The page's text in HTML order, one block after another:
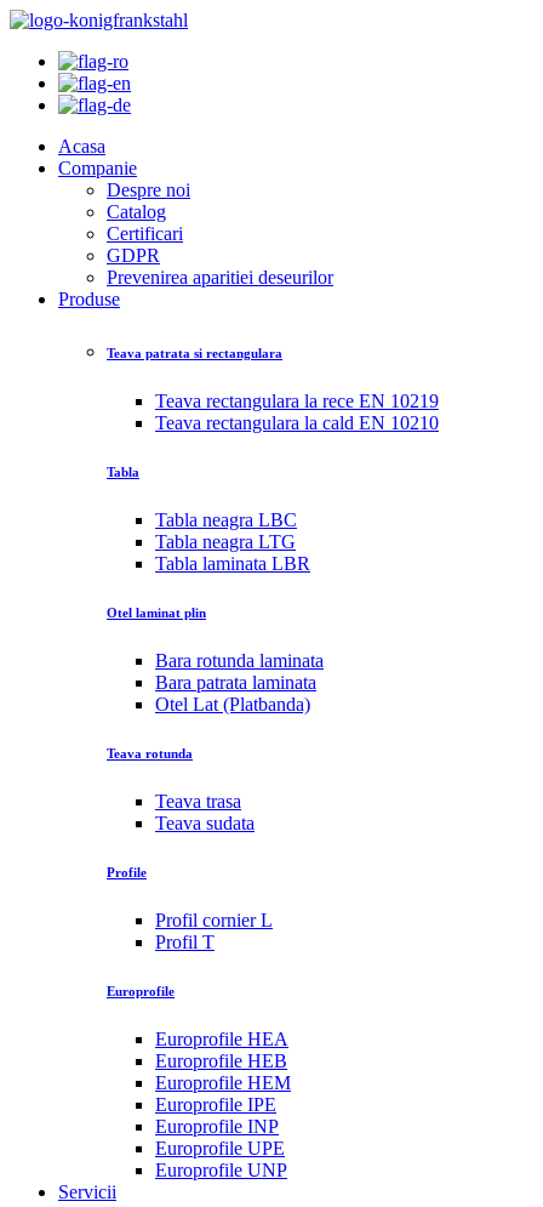
Acasa
Companie
Despre noi
Catalog
Certificari
GDPR
Prevenirea aparitiei deseurilor
Produse
Teava patrata si rectangulara
Teava rectangulara la rece EN 10219
Teava rectangulara la cald EN 10210
Tabla
Tabla neagra LBC
Tabla neagra LTG
Tabla laminata LBR
Otel laminat plin
Bara rotunda laminata
Bara patrata laminata
Otel Lat (Platbanda)
Teava rotunda
Teava trasa
Teava sudata
Profile
Profil cornier L
Profil T
Europrofile
Europrofile HEA
Europrofile HEB
Europrofile HEM
Europrofile IPE
Europrofile INP
Europrofile UPE
Europrofile UNP
Servicii